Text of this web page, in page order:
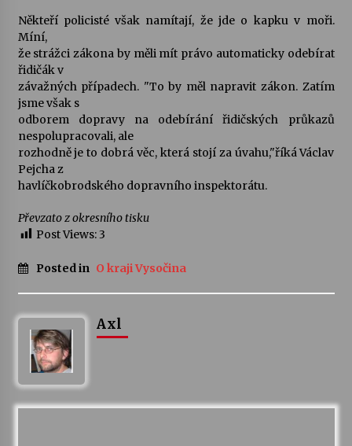
Někteří policisté však namítají, že jde o kapku v moři.
Míní,
že strážci zákona by měli mít právo automaticky odebírat
řidičák v
závažných případech. "To by měl napravit zákon. Zatím
jsme však s
odborem dopravy na odebírání řidičských průkazů
nespolupracovali, ale
rozhodně je to dobrá věc, která stojí za úvahu,"říká Václav
Pejcha z
havlíčkobrodského dopravního inspektorátu.
Převzato z okresního tisku
Post Views:3
Posted in O kraji Vysočina
Axl